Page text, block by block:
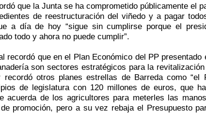
que la Junta se ha comprometido públicamente el
de reestructuración del viñedo y a pagar
a día de hoy “sigue sin cumplirse porque el
todo y ahora no puede cumplir”.
recordó que en el Plan Económico del PP presentado
son sectores estratégicos para la
recordó otros planes estrellas de Barreda como “el
de legislatura con 120 millones de euros, que
acuerda de los agricultores para meterles las
promoción, pero a su vez rebaja el Presupuesto